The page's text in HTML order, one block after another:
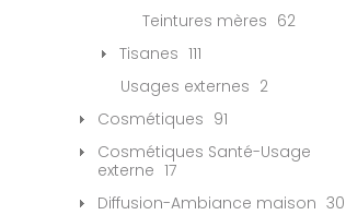
Teintures mères 62
Tisanes 111
Usages externes 2
Cosmétiques 91
Cosmétiques Santé-Usage
externe 17
Diffusion-Ambiance maison 30